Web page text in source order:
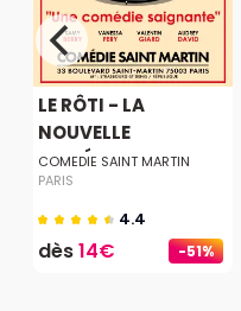
-51%
LE RÔTI - LA
NOUVELLE
COMÉDIE...
COMEDIE SAINT MARTIN
PARIS
4.4
dès14€